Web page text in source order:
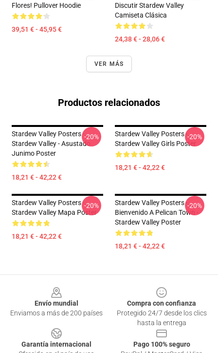
Flores! Pullover Hoodie
39,51 € - 45,95 €
Discutir Stardew Valley
Camiseta Clásica
24,38 € - 28,06 €
VER MÁS
Productos relacionados
Stardew Valley Posters -
Stardew Valley - Asustado
Junimo Poster
18,21 € - 42,22 €
-20%
Stardew Valley Posters -
Stardew Valley Girls Poster
18,21 € - 42,22 €
-20%
Stardew Valley Posters -
Stardew Valley Mapa Poster
18,21 € - 42,22 €
-20%
Stardew Valley Posters -
Bienvenido A Pelican Town -
Stardew Valley Poster
18,21 € - 42,22 €
-20%
Envío mundial
Enviamos a más de 200 países
Compra con confianza
Protegido 24/7 desde los clics
hasta la entrega
Garantía internacional
Pago 100% seguro